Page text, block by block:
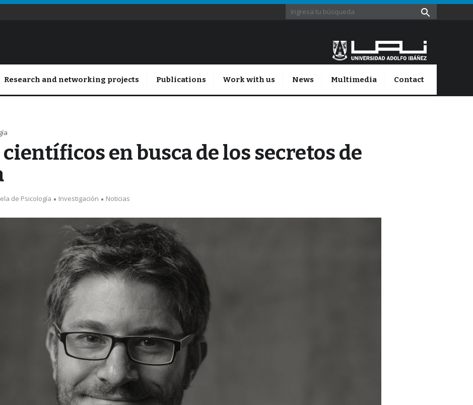
Research and networking projects Publications Work with us News Multimedia Contact
en busca de los secretos de
de Psicología Investigación Noticias